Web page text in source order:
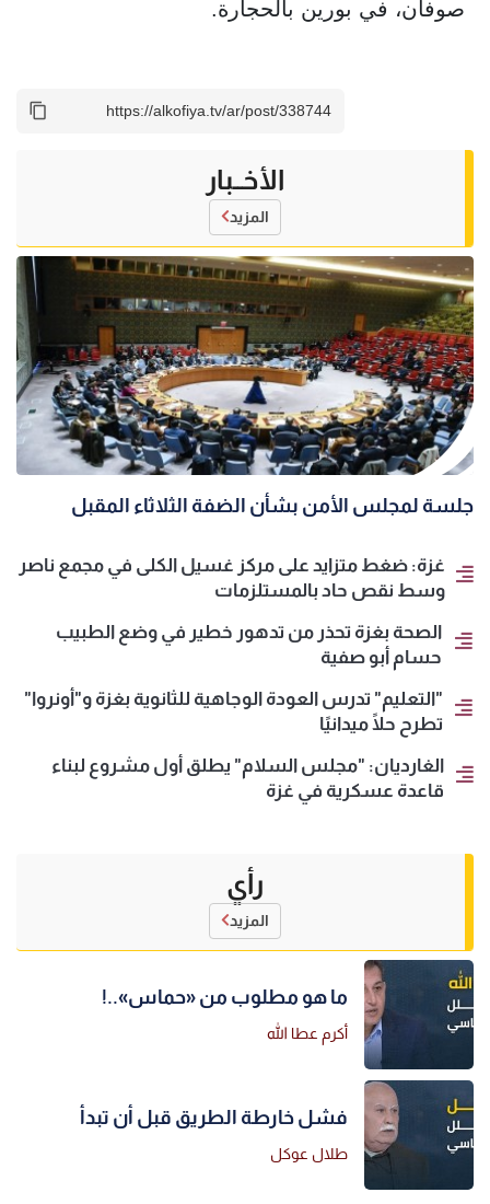
صوفان، في بورين بالحجارة.
الأخــبار
المزيد
جلسة لمجلس الأمن بشأن الضفة الثلاثاء المقبل
غزة: ضغط متزايد على مركز غسيل الكلى في مجمع ناصر
وسط نقص حاد بالمستلزمات
الصحة بغزة تحذر من تدهور خطير في وضع الطبيب
حسام أبو صفية
"التعليم" تدرس العودة الوجاهية للثانوية بغزة و"أونروا"
تطرح حلًا ميدانيًا
الغارديان: "مجلس السلام" يطلق أول مشروع لبناء
قاعدة عسكرية في غزة
رأي
المزيد
ما هو مطلوب من «حماس»..!
أكرم عطا الله
فشل خارطة الطريق قبل أن تبدأ
طلال عوكل